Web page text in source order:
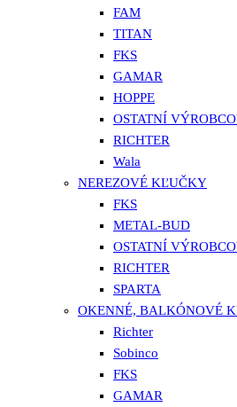
FAM
TITAN
FKS
GAMAR
HOPPE
OSTATNÍ
RICHTER
Wala
NEREZOVÉ KĽUČKY
FKS
METAL-BUD
OSTATNÍ
RICHTER
SPARTA
OKENNÉ, BALKÓNOVÉ
Richter
Sobinco
FKS
GAMAR